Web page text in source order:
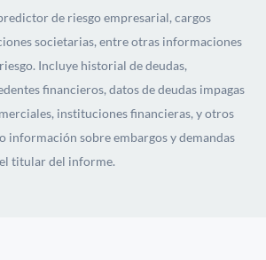
de riesgo empresarial, cargos
societarias, entre otras informaciones
Incluye historial de deudas,
financieros, datos de deudas impagas
instituciones financieras, y otros
información sobre embargos y demandas
titular del informe.